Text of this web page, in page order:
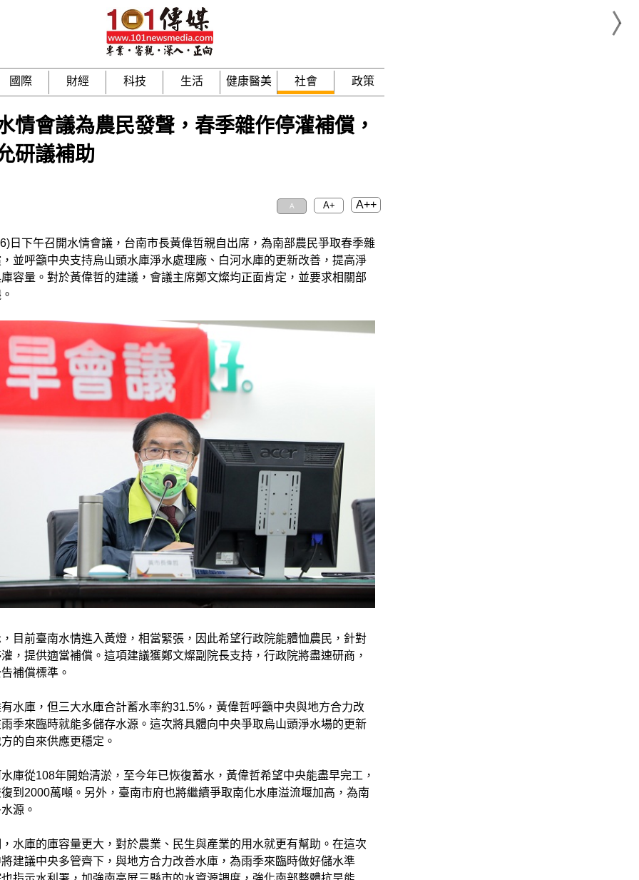
國際 財經 科技 生活 健康醫美 社會 政策
情會議為農民發聲，春季雜作停灌補償，
研議補助
A A+ A++
日下午召開水情會議，台南市長黃偉哲親自出席，為南部農民爭取春季雜
並呼籲中央支持烏山頭水庫淨水處理廠、白河水庫的更新改善，提高淨
容量。對於黃偉哲的建議，會議主席鄭文燦均正面肯定，並要求相關部
目前臺南水情進入黃燈，相當緊張，因此希望行政院能體恤農民，針對
，提供適當補償。這項建議獲鄭文燦副院長支持，行政院將盡速研商，
補償標準。
水庫，但三大水庫合計蓄水率約31.5%，黃偉哲呼籲中央與地方合力改
季來臨時就能多儲存水源。這次將具體向中央爭取烏山頭淨水場的更新
的自來供應更穩定。
庫從108年開始清淤，至今年已恢復蓄水，黃偉哲希望中央能盡早完工，
到2000萬噸。另外，臺南市府也將繼續爭取南化水庫溢流堰加高，為南
源。
水庫的庫容量更大，對於農業、民生與產業的用水就更有幫助。在這次
建議中央多管齊下，與地方合力改善水庫，為雨季來臨時做好儲水準